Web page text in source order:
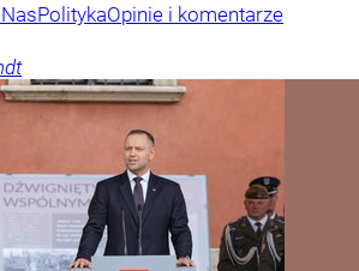
PolitykaOpinie i komentarze